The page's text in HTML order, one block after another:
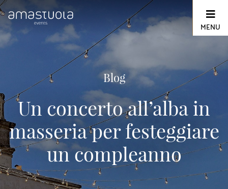
Skip
to
content
MENU
Blog
Un concerto all’alba in
masseria per festeggiare
un compleanno